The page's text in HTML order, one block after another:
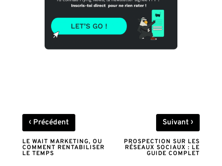
‹Précédent
LE WAIT MARKETING, OU
COMMENT RENTABILISER
LE TEMPS
Suivant›
PROSPECTION SUR LES
RÉSEAUX SOCIAUX : LE
GUIDE COMPLET